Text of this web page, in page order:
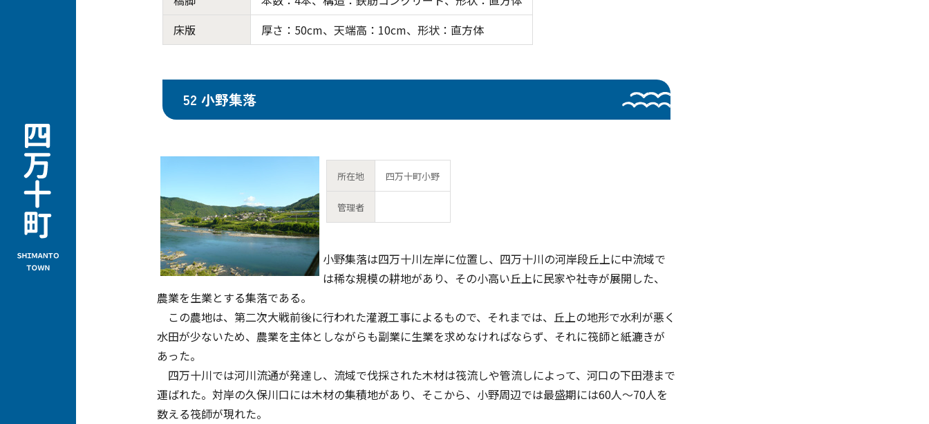
床版
厚さ：50cm、天端高：10cm、形状：直方体
52 小野集落
所在地 四万十町小野
管理者
小野集落は四万十川左岸に位置し、四万十川の河岸段丘上に中流域で
は稀な規模の耕地があり、その小高い丘上に民家や社寺が展開した、
農業を生業とする集落である。
この農地は、第二次大戦前後に行われた灌漑工事によるもので、それまでは、丘上の地形で水利が悪く
水田が少ないため、農業を主体としながらも副業に生業を求めなければならず、それに筏師と紙漉きが
あった。
四万十川では河川流通が発達し、流域で伐採された木材は筏流しや管流しによって、河口の下田港まで
運ばれた。対岸の久保川口には木材の集積地があり、そこから、小野周辺では最盛期には60人～70人を
数える筏師が現れた。